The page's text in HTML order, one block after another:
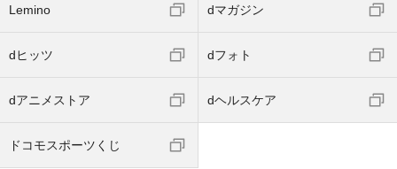
Lemino dマガジン
dヒッツ dフォト
dアニメストア dヘルスケア
ドコモスポーツくじ